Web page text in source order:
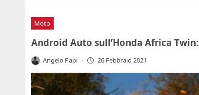
Moto
Android Auto sull’Honda Africa
Angelo Papi - 26 Febbraio 2021